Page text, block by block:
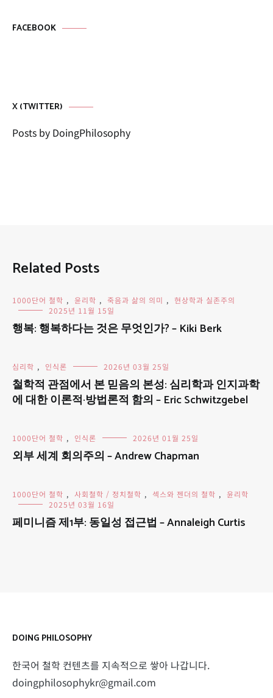
FACEBOOK
X (TWITTER)
Posts by DoingPhilosophy
Related Posts
1000단어 철학 , 윤리학 , 죽음과 삶의 의미 , 현상학과 실존주의
2025년 11월 15일
행복: 행복하다는 것은 무엇인가? – Kiki Berk
심리학 , 인식론 2026년 03월 25일
철학적 관점에서 본 믿음의 본성: 심리학과 인지과학
에 대한 이론적·방법론적 함의 – Eric Schwitzgebel
1000단어 철학 , 인식론 2026년 01월 25일
외부 세계 회의주의 – Andrew Chapman
1000단어 철학 , 사회철학 / 정치철학 , 섹스와 젠더의 철학 , 윤리학
2025년 03월 16일
페미니즘 제1부: 동일성 접근법 – Annaleigh Curtis
DOING PHILOSOPHY
한국어 철학 컨텐츠를 지속적으로 쌓아 나갑니다.
doingphilosophykr@gmail.com